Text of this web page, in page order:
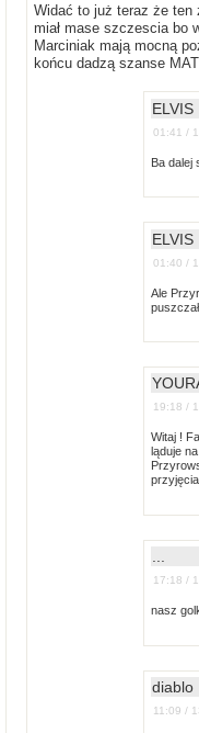
Widać to już teraz że ten
miał mase szczescia bo
Marciniak mają mocną
końcu dadzą szanse
ELVIS
01:41 /
Ba dalej
ELVIS
01:40 /
Ale
19:18 /
Witaj !
ląduje
17:18 /
nasz
diablo
11:09 /